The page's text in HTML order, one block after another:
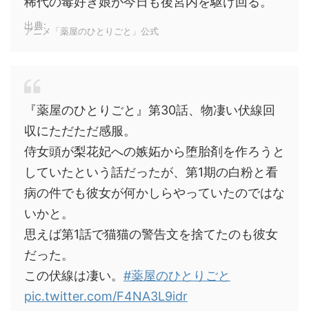
出典:
アニメ「薬屋のひとりごと」公式
『薬屋のひとりごと』第30話、物凄い伏線回
収にただただ感服。
侍女頭が梨花妃への嫉妬から堕胎剤を作ろうと
していたという話だったが、第1期の白粉と看
病の件でも彼女が何かしらやっていたのではな
いかと。
思えば第1話で猫猫の警告文を捨てたのも彼女
だった。
この伏線は凄い。 #薬屋のひとりごと
pic.twitter.com/F4NA3L9idr